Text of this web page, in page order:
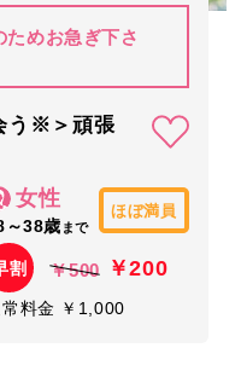
ためお急ぎ下さ
う※＞頑張
女性
～38歳 まで
ほぼ満員
割 ￥500 ￥200
料金 ￥1,000